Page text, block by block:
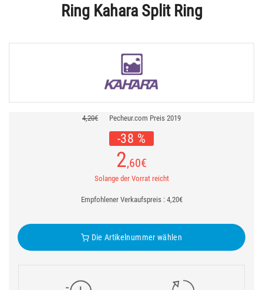
Ring Kahara Split Ring
4,20€ Pecheur.com Preis 2019
-38 %
2,60€
Solange der Vorrat reicht
Empfohlener Verkaufspreis : 4,20€
Die Artikelnummer wählen